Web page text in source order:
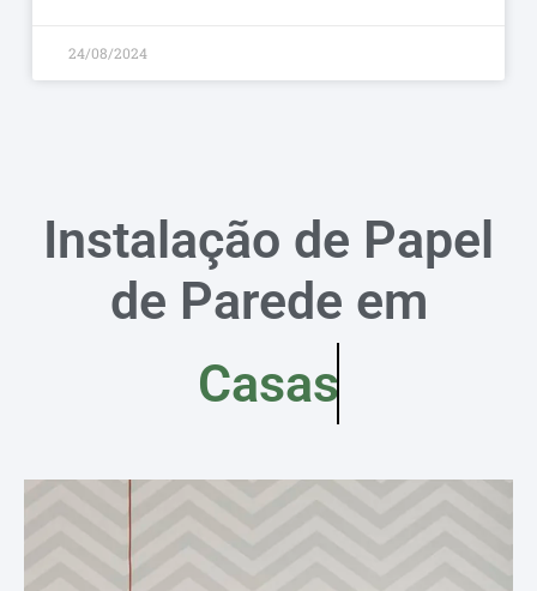
24/08/2024
Instalação de Papel
de Parede em
Casas